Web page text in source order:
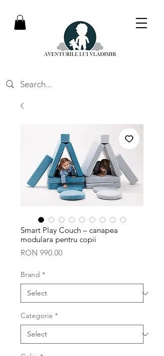
Smart Play Couch – canapea
modulara pentru copii
RON 990.00Price
Brand *
Categorie *